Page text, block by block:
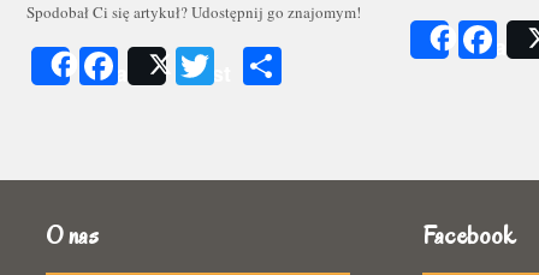
Spodobał Ci się artykuł? Udostępnij go znajomym!
ShareFacebook
Post Twitter Share
O nas Facebook